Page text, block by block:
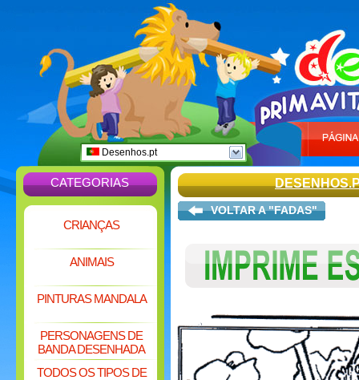
Desenhos.pt
CATEGORIAS
CRIANÇAS
ANIMAIS
PINTURAS MANDALA
PERSONAGENS DE
BANDA DESENHADA
TODOS OS TIPOS DE
VOLTAR A "FADAS"